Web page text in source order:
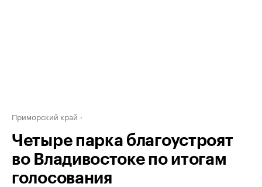
Приморский край
Четыре парка благоустроят
во Владивостоке по итогам
голосования